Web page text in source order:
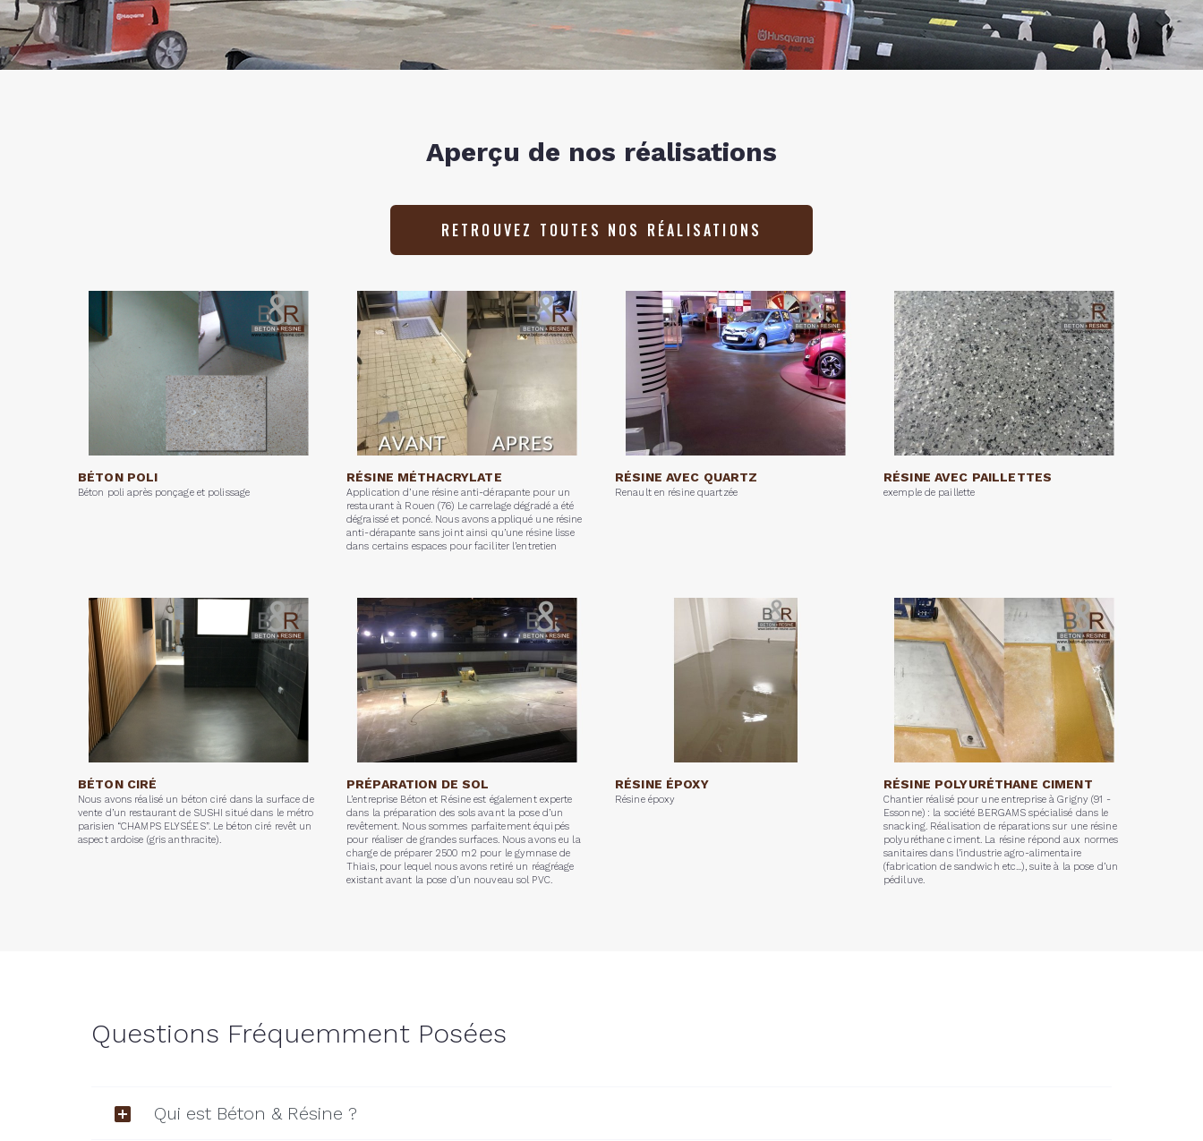
Aperçu de nos réalisations
RETROUVEZ TOUTES NOS RÉALISATIONS
BÉTON POLI
Béton poli après ponçage et polissage
RÉSINE MÉTHACRYLATE
Application d’une résine anti-dérapante pour un
restaurant à Rouen (76) Le carrelage dégradé a été
dégraissé et poncé. Nous avons appliqué une résine
anti-dérapante sans joint ainsi qu’une résine lisse
dans certains espaces pour faciliter l’entretien
RÉSINE AVEC QUARTZ
Renault en résine quartzée
RÉSINE AVEC PAILLETTES
exemple de paillette
BÉTON CIRÉ
Nous avons réalisé un béton ciré dans la surface de
vente d’un restaurant de SUSHI situé dans le métro
parisien “CHAMPS ELYSÉES”. Le béton ciré revêt un
aspect ardoise (gris anthracite).
PRÉPARATION DE SOL
L’entreprise Béton et Résine est également experte
dans la préparation des sols avant la pose d’un
revêtement. Nous sommes parfaitement équipés
pour réaliser de grandes surfaces. Nous avons eu la
charge de préparer 2500 m2 pour le gymnase de
Thiais, pour lequel nous avons retiré un réagréage
existant avant la pose d’un nouveau sol PVC.
RÉSINE ÉPOXY
Résine époxy
RÉSINE POLYURÉTHANE CIMENT
Chantier réalisé pour une entreprise à Grigny (91 -
Essonne) : la société BERGAMS spécialisé dans le
snacking. Réalisation de réparations sur une résine
polyuréthane ciment. La résine répond aux normes
sanitaires dans l’industrie agro-alimentaire
(fabrication de sandwich etc...), suite à la pose d’un
pédiluve.
Questions Fréquemment Posées
Qui est Béton & Résine ?